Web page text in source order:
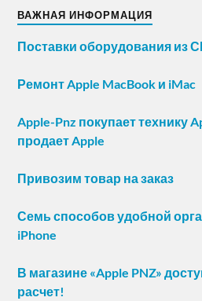
ВАЖНАЯ ИНФОРМАЦИЯ
Поставки оборудования из
Ремонт Apple MacBook и iMac
Apple-Pnz покупает технику
продает Apple
Привозим товар на заказ
Семь способов удобной
iPhone
В магазине «Apple PNZ»
расчет!